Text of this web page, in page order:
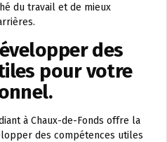
du travail et de mieux
des
pour votre
à Chaux-de-Fonds offre la
des compétences utiles